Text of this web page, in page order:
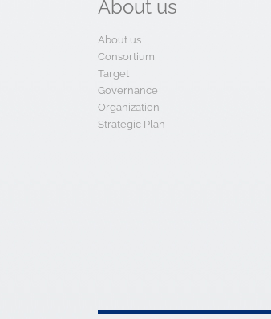
About us
About us
Consortium
Target
Governance
Organization
Strategic Plan